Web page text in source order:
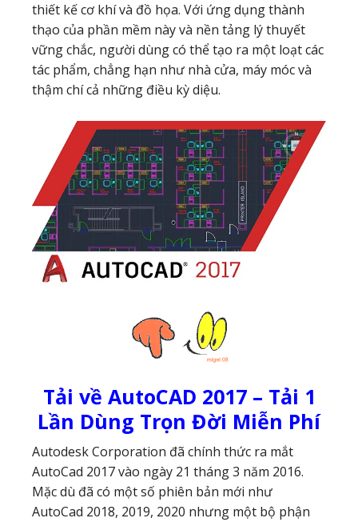
thiết kế cơ khí và đồ họa. Với ứng dụng thành
thạo của phần mềm này và nền tảng lý thuyết
vững chắc, người dùng có thể tạo ra một loạt các
tác phẩm, chẳng hạn như nhà cửa, máy móc và
thậm chí cả những điều kỳ diệu.
Tải về AutoCAD 2017 – Tải 1
Lần Dùng Trọn Đời Miễn Phí
Autodesk Corporation đã chính thức ra mắt
AutoCad 2017 vào ngày 21 tháng 3 năm 2016.
Mặc dù đã có một số phiên bản mới như
AutoCad 2018, 2019, 2020 nhưng một bộ phận